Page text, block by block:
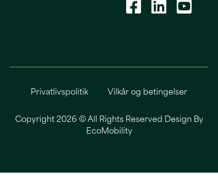
Copyright 2026 © All Rights Reserved Design By
EcoMobility
Privatlivspolitik Vilkår og betingelser